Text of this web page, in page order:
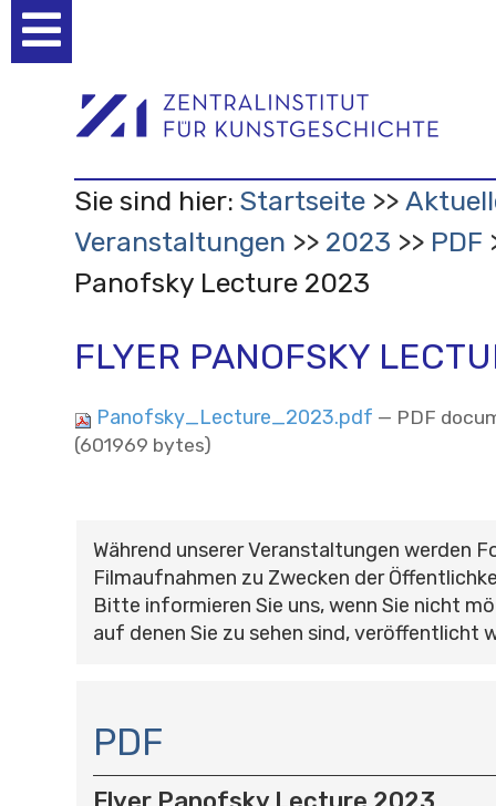
Werkzeuge
Sie sind hier: Startseite
Veranstaltungen
2023
PDF
Panofsky Lecture 2023
FLYER PANOFSKY
Panofsky_Lecture_2023.pdf — PDF
(601969 bytes)
Während unserer Veranstaltungen werden
Filmaufnahmen zu Zwecken der
Bitte informieren Sie uns, wenn Sie nicht
auf denen Sie zu sehen sind, veröffentlicht
A
V
I
PDF